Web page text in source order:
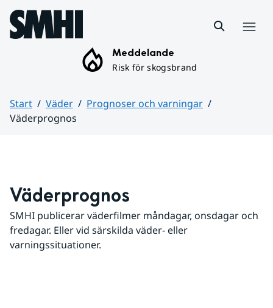
Hoppa till sidans innehåll
Meddelande
Risk för skogsbrand
Start Väder
Prognoser och varningar
Väderprognos
Väderprognos
SMHI publicerar väderfilmer måndagar, onsdagar och
fredagar. Eller vid särskilda väder- eller
varningssituationer.